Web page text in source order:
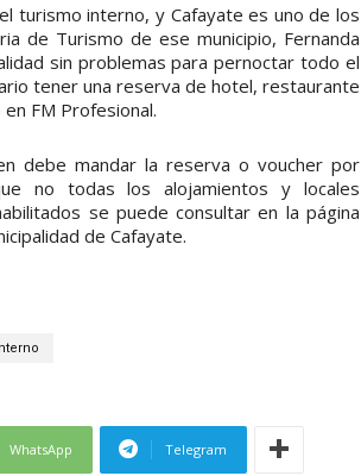
turismo interno, y Cafayate es uno de los
de Turismo de ese municipio, Fernanda
sin problemas para pernoctar todo el
tener una reserva de hotel, restaurante
FM Profesional.
debe mandar la reserva o voucher por
no todas los alojamientos y locales
se puede consultar en la página
de Cafayate.
WhatsApp Telegram